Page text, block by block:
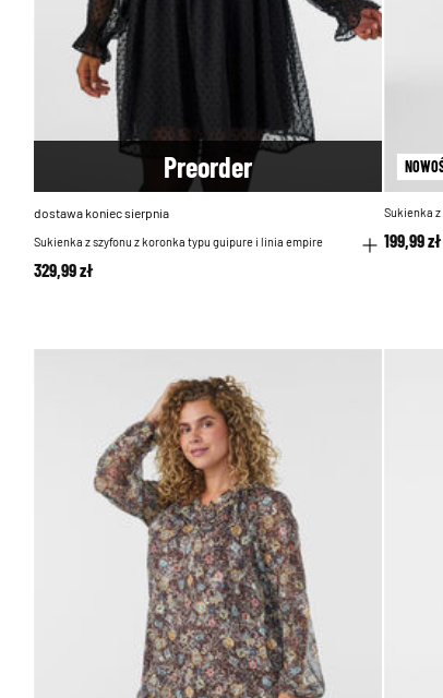
Preorder
dostawa koniec sierpnia
Sukienka z szyfonu z koronka typu guipure i linia empire
329,99 zł
Sukienka
199,99 zł